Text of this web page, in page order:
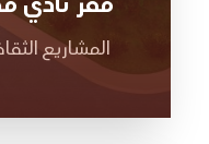
المشاريع